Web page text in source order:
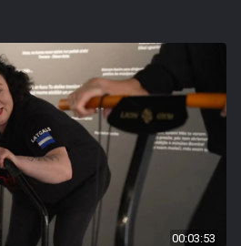
00:03:53